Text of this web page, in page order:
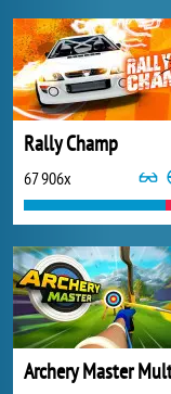
Rally Champ
67 906x